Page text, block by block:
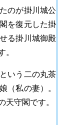
のが掛川城公
を復元した掛
る掛川城御殿
。
いう二の丸茶
（私の妻）。
天守閣です。